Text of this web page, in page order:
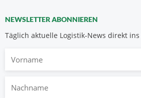
NEWSLETTER ABONNIEREN
Täglich aktuelle Logistik-News direkt ins
Vorname
Nachname